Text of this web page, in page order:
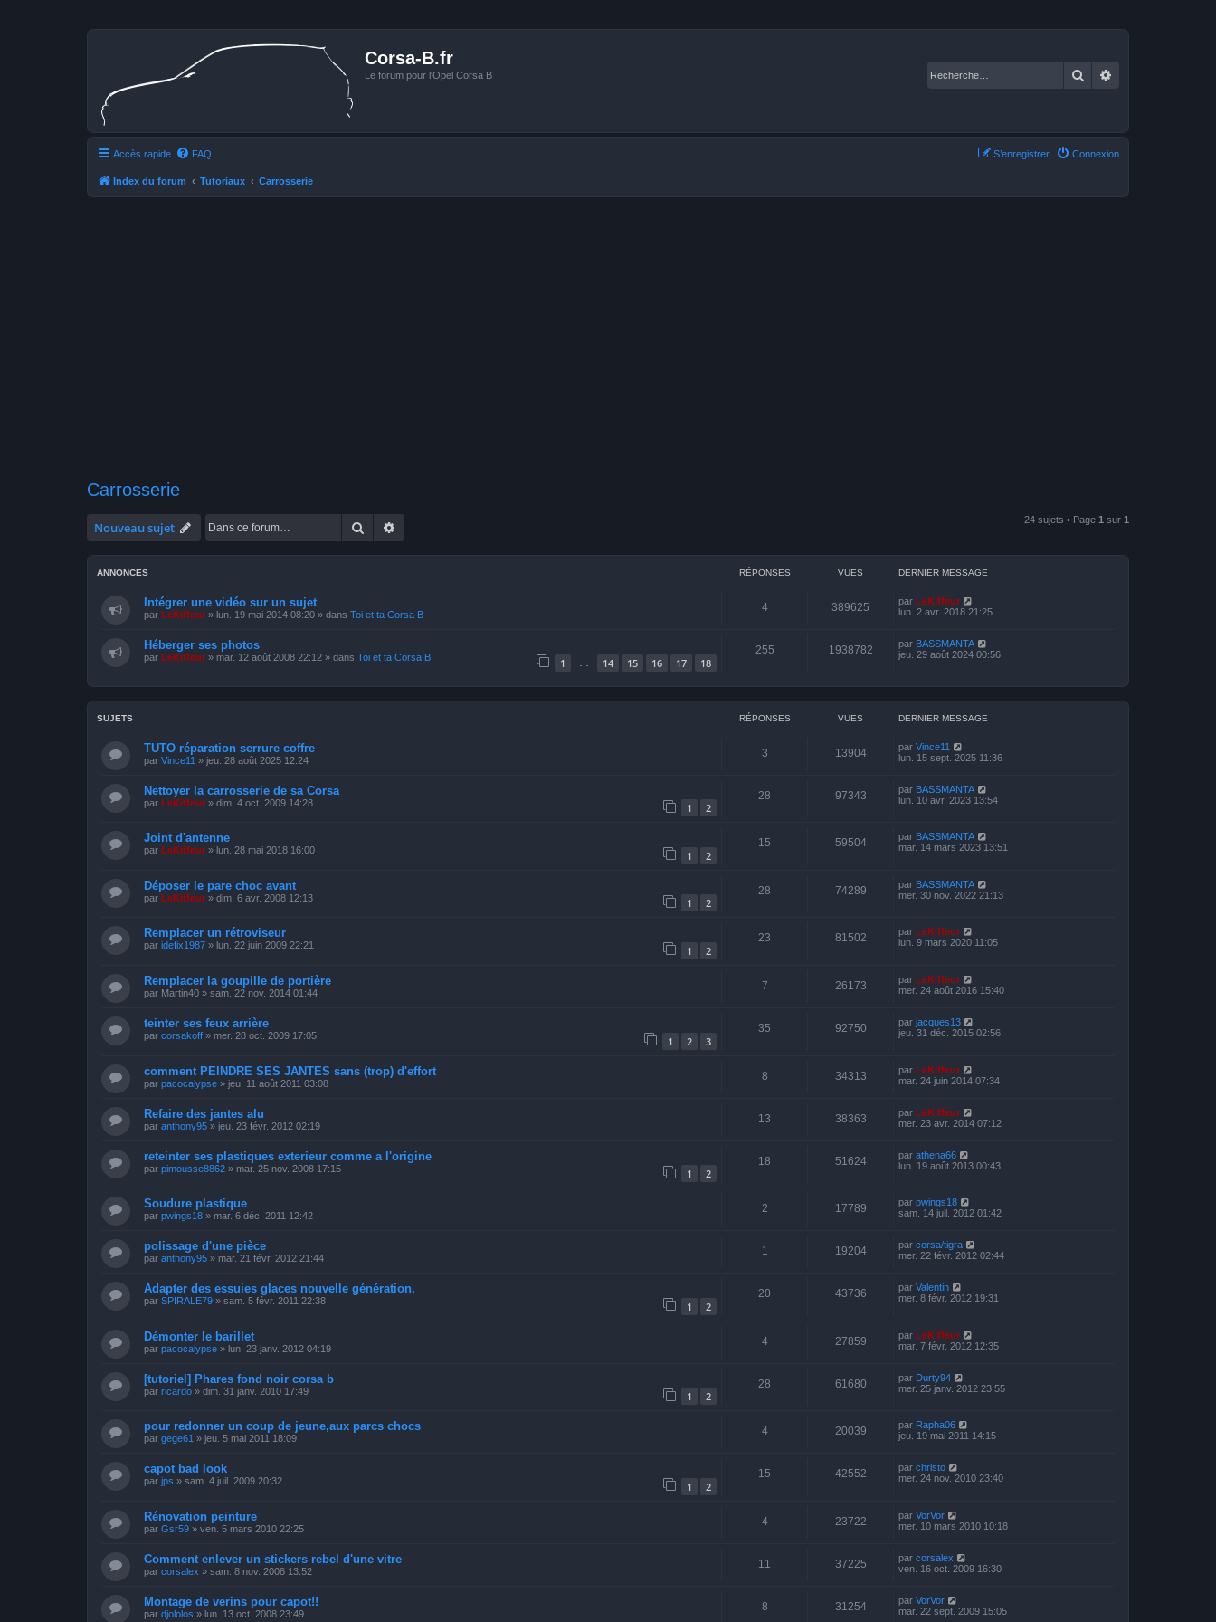
Corsa-B.fr
Le forum pour l'Opel Corsa B Rechercher
Accès rapide FAQ Connexion
S’enregistrer
Index du forum Tutoriaux Carrosserie
Carrosserie
Nouveau sujet Rechercher 24 sujets • Page 1 sur 1
ANNONCES RÉPONSES VUES DERNIER MESSAGE
Intégrer une vidéo sur un sujet
par LeKiffeur » lun. 19 mai 2014 08:20 » dans Toi et ta Corsa B
4 389625 par LeKiffeur
lun. 2 avr. 2018 21:25
Héberger ses photos
par LeKiffeur » mar. 12 août 2008 22:12 » dans Toi et ta Corsa B 1 14 15 16 17 18
255 1938782 par BASSMANTA
jeu. 29 août 2024 00:56
SUJETS RÉPONSES VUES DERNIER MESSAGE
TUTO réparation serrure coffre
par Vince11 » jeu. 28 août 2025 12:24
3 13904 par Vince11
lun. 15 sept. 2025 11:36
Nettoyer la carrosserie de sa Corsa
par LeKiffeur » dim. 4 oct. 2009 14:28 1 2
28 97343 par BASSMANTA
lun. 10 avr. 2023 13:54
Joint d'antenne
par LeKiffeur » lun. 28 mai 2018 16:00 1 2
15 59504 par BASSMANTA
mar. 14 mars 2023 13:51
Déposer le pare choc avant
par LeKiffeur » dim. 6 avr. 2008 12:13 1 2
28 74289 par BASSMANTA
mer. 30 nov. 2022 21:13
Remplacer un rétroviseur
par idefix1987 » lun. 22 juin 2009 22:21 1 2
23 81502 par LeKiffeur
lun. 9 mars 2020 11:05
Remplacer la goupille de portière
par Martin40 » sam. 22 nov. 2014 01:44
7 26173 par LeKiffeur
mer. 24 août 2016 15:40
teinter ses feux arrière
par corsakoff » mer. 28 oct. 2009 17:05 1 2 3
35 92750 par jacques13
jeu. 31 déc. 2015 02:56
comment PEINDRE SES JANTES sans (trop) d'effort
par pacocalypse » jeu. 11 août 2011 03:08
8 34313 par LeKiffeur
mar. 24 juin 2014 07:34
Refaire des jantes alu
par anthony95 » jeu. 23 févr. 2012 02:19
13 38363 par LeKiffeur
mer. 23 avr. 2014 07:12
reteinter ses plastiques exterieur comme a l'origine
par pimousse8862 » mar. 25 nov. 2008 17:15 1 2
18 51624 par athena66
lun. 19 août 2013 00:43
Soudure plastique
par pwings18 » mar. 6 déc. 2011 12:42
2 17789 par pwings18
sam. 14 juil. 2012 01:42
polissage d'une pièce
par anthony95 » mar. 21 févr. 2012 21:44
1 19204 par corsa/tigra
mer. 22 févr. 2012 02:44
Adapter des essuies glaces nouvelle génération.
par SPIRALE79 » sam. 5 févr. 2011 22:38 1 2
20 43736 par Valentin
mer. 8 févr. 2012 19:31
Démonter le barillet
par pacocalypse » lun. 23 janv. 2012 04:19
4 27859 par LeKiffeur
mar. 7 févr. 2012 12:35
[tutoriel] Phares fond noir corsa b
par ricardo » dim. 31 janv. 2010 17:49 1 2
28 61680 par Durty94
mer. 25 janv. 2012 23:55
pour redonner un coup de jeune,aux parcs chocs
par gege61 » jeu. 5 mai 2011 18:09
4 20039 par Rapha06
jeu. 19 mai 2011 14:15
capot bad look
par jps » sam. 4 juil. 2009 20:32 1 2
15 42552 par christo
mer. 24 nov. 2010 23:40
Rénovation peinture
par Gsr59 » ven. 5 mars 2010 22:25
4 23722 par VorVor
mer. 10 mars 2010 10:18
Comment enlever un stickers rebel d'une vitre
par corsalex » sam. 8 nov. 2008 13:52
11 37225 par corsalex
ven. 16 oct. 2009 16:30
Montage de verins pour capot!!
par djololos » lun. 13 oct. 2008 23:49
8 31254 par VorVor
mar. 22 sept. 2009 15:05